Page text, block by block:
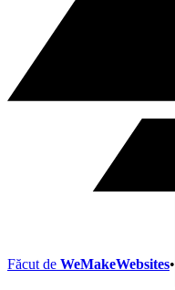
Făcut de WeMakeWebsites•